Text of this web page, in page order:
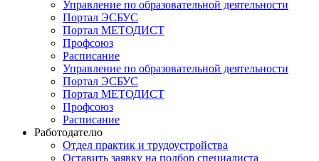
Управление по образовательной деятельности
Портал ЭСБУС
Портал МЕТОДИСТ
Профсоюз
Расписание
Управление по образовательной деятельности
Портал ЭСБУС
Портал МЕТОДИСТ
Профсоюз
Расписание
Работодателю
Отдел практик и трудоустройства
Оставить заявку на подбор специалиста